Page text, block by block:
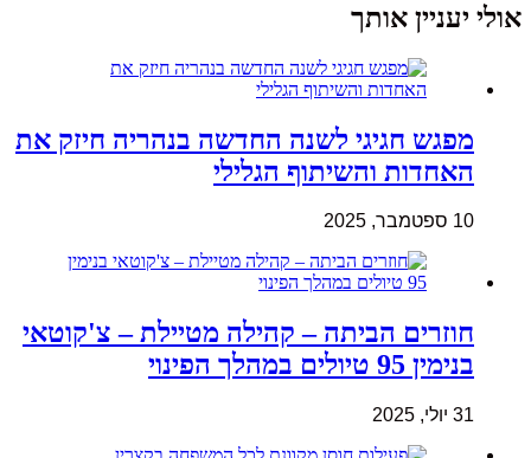
אולי יעניין אותך
מפגש חגיגי לשנה החדשה בנהריה חיזק את
האחדות והשיתוף הגלילי
10 ספטמבר, 2025
חוזרים הביתה – קהילה מטיילת – צ'קוטאי
בנימין 95 טיולים במהלך הפינוי
31 יולי, 2025